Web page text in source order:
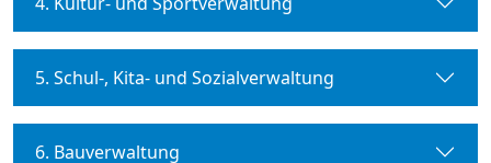
5. Schul-, Kita- und Sozialverwaltung
6. Bauverwaltung